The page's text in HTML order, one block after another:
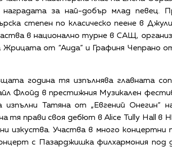
наградата за най-добър млад певец.
степен по класическо пеене в
в национално турне в САЩ,
Жрицата от “Аида” и Графиня Чепрано
година тя изпълнява главната
Флойд в престижния Музикален
Татяна от „Евгений Онегин“
тя прави своя дебют в Alice Tully Hall в
изкуства. Участва в много
с Пазарджишка филхармония